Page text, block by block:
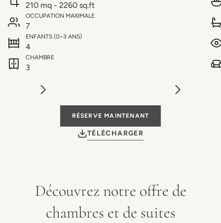
210 mq - 2260 sq.ft
OCCUPATION MAXIMALE
7
ENFANTS (0–3 ANS)
4
CHAMBRE
3
RÉSERVE MAINTENANT
TÉLÉCHARGER
Découvrez notre offre de
chambres et de suites